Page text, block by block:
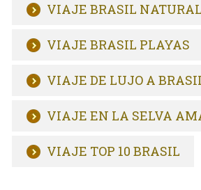
VIAJE BRASIL
VIAJE BRASIL PLAYAS
VIAJE DE LUJO A
VIAJE EN LA SELVA
VIAJE TOP 10 BRASIL